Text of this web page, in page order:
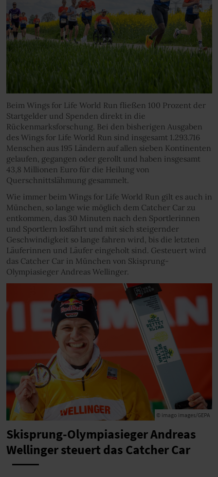
Beim Wings for Life World Run fließen 100 Prozent der
Startgelder und Spenden direkt in die
Rückenmarksforschung. Bei den bisherigen Ausgaben
des Wings for Life World Run sind insgesamt 1.293.716
Menschen aus 195 Ländern auf allen sieben Kontinenten
gelaufen, gegangen oder gerollt und haben insgesamt
43,8 Millionen Euro für die Heilung von
Querschnittslähmung gesammelt.
Wie immer beim Wings for Life World Run gilt es auch in
München, so lange wie möglich dem Catcher Car zu
entkommen, das 30 Minuten nach den Sportlerinnen
und Sportlern losfährt und mit sich steigernder
Geschwindigkeit so lange fahren wird, bis die letzten
Läuferinnen und Läufer eingeholt sind. Gesteuert wird
das Catcher Car in München von Skisprung-
Olympiasieger Andreas Wellinger.
© imago images/GEPA
Skisprung-Olympiasieger Andreas
Wellinger steuert das Catcher Car